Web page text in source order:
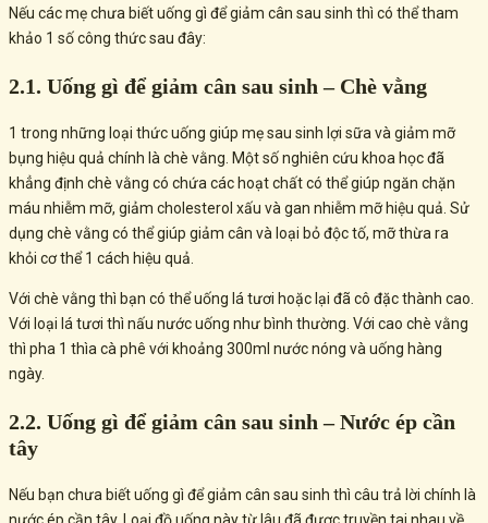
Nếu các mẹ chưa biết uống gì để giảm cân sau sinh thì có thể tham
khảo 1 số công thức sau đây:
2.1. Uống gì để giảm cân sau sinh – Chè vằng
1 trong những loại thức uống giúp mẹ sau sinh lợi sữa và giảm mỡ
bụng hiệu quả chính là chè vằng. Một số nghiên cứu khoa học đã
khẳng định chè vằng có chứa các hoạt chất có thể giúp ngăn chặn
máu nhiễm mỡ, giảm cholesterol xấu và gan nhiễm mỡ hiệu quả. Sử
dụng chè vằng có thể giúp giảm cân và loại bỏ độc tố, mỡ thừa ra
khỏi cơ thể 1 cách hiệu quả.
Với chè vằng thì bạn có thể uống lá tươi hoặc lại đã cô đặc thành cao.
Với loại lá tươi thì nấu nước uống như bình thường. Với cao chè vằng
thì pha 1 thìa cà phê với khoảng 300ml nước nóng và uống hàng
ngày.
2.2. Uống gì để giảm cân sau sinh – Nước ép cần
tây
Nếu bạn chưa biết uống gì để giảm cân sau sinh thì câu trả lời chính là
nước ép cần tây. Loại đồ uống này từ lâu đã được truyền tai nhau về